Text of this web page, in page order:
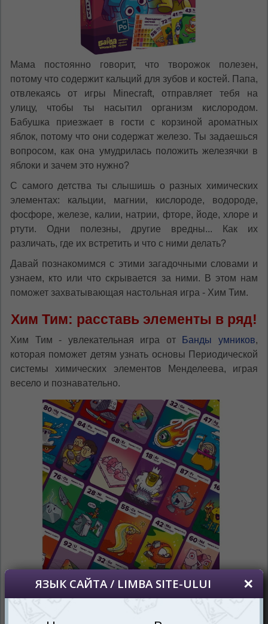
Мама постоянно говорит, что творожок полезен,
потому что содержит кальций для зубов и костей. Папа,
отвлекаясь от игры Minecraft, отправляет тебя на
улицу, чтобы ты насытил организм кислородом.
Бабушка приезжает в гости с корзиной ароматных
яблок, потому что они содержат железо. Ты задаешься
вопросом, как она умудрилась положить железячки в
яблоки и зачем это нужно?
С самого детства ты слышишь о разных химических
элементах: кальции, магнии, кислороде, водороде,
фосфоре, железе, калии, натрии, фторе, йоде, хлоре и
ртути. Одни полезны, другие вредны... Как их
различать, где их встретить и что с ними делать?
Давай познакомимся с этими загадочными словами и
узнаем, кто или что скрывается за ними. В этом нам
поможет захватывающая настольная игра - Хим Тим.
Хим Тим: расставь элементы в ряд!
Хим Тим - увлекательная игра от Банды умников,
которая поможет детям узнать основы Периодической
системы химических элементов Менделеева, играя
весело и познавательно.
Каждый элемент в этой игре - уникальный герой с
суперспособностями и своим характером. Они яркие и
просматривать наш сайт?
În ce limbă ați dori să vedeți site-ul nostru?
Беспокоим Вас только один раз, далее
сохраним Ваш выбор языка.
Vă vom deranja doar o singură dată, apoi vă
vom salva alegerea limbii.
Если вы хотите переключить язык
сайта, то это можно всегда сделать в
правом верхнем углу страницы.
Dacă doriți să schimbați limba site-ului, puteți
oricând să faceți asta în colțul din dreapta sus
al paginii.
RO RU